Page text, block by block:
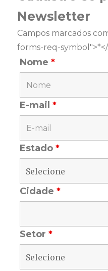
Newsletter
Campos marcados
forms-req-
Nome*
E-mail*
Estado*
Cidade*
Setor*